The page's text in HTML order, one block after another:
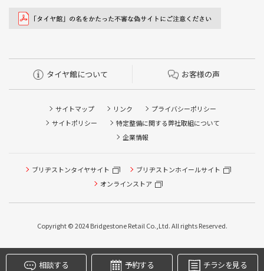
タイヤ館について お客様の声
サイトマップ リンク
プライバシーポリシー
サイトポリシー
特定整備に関する弊社取組について
企業情報
ブリヂストンタイヤサイト
ブリヂストンホイールサイト
オンラインストア
Copyright © 2024 Bridgestone Retail Co.,Ltd. All rights Reserved.
相談する 予約する チラシを見る
タイヤ点検・安全点検/タイヤ履き替え/オイル交換/その他
ピット作業の予約
本日のタイヤ履き替え順番待ち予約 ※クローク契約会員の